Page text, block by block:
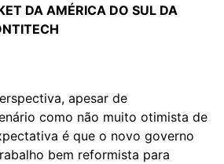
DA AMÉRICA DO SUL DA
apesar de
como não muito otimista de
é que o novo governo
bem reformista para